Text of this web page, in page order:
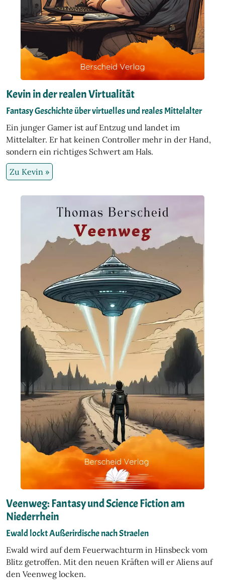
Kevin in der realen Virtualität
Fantasy Geschichte über virtuelles und reales Mittelalter
Ein junger Gamer ist auf Entzug und landet im
Mittelalter. Er hat keinen Controller mehr in der Hand,
sondern ein richtiges Schwert am Hals.
Zu Kevin »
Veenweg: Fantasy und Science Fiction am
Niederrhein
Ewald lockt Außerirdische nach Straelen
Ewald wird auf dem Feuerwachturm in Hinsbeck vom
Blitz getroffen. Mit den neuen Kräften will er Aliens auf
den Veenweg locken.